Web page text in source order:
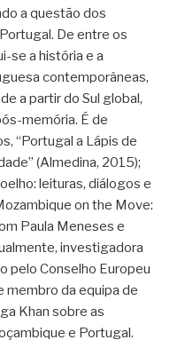
a questão dos
De entre os
se a história e a
contemporâneas,
a partir do Sul global,
memória. É de
“Portugal a Lápis de
(Almedina, 2015);
leituras, diálogos e
on the Move:
Paula Meneses e
investigadora
pelo Conselho Europeu
membro da equipa de
Khan sobre as
e Portugal.